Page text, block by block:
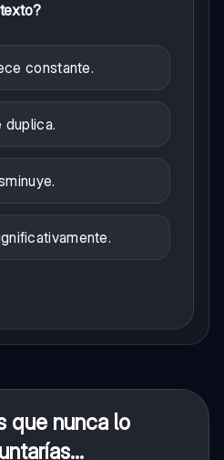
texto?
constante.
duplica.
que nunca lo